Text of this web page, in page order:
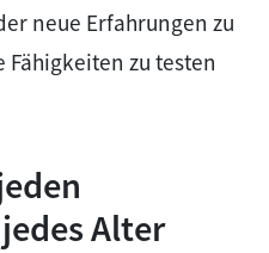
neue Erfahrungen zu
zu testen
Alter